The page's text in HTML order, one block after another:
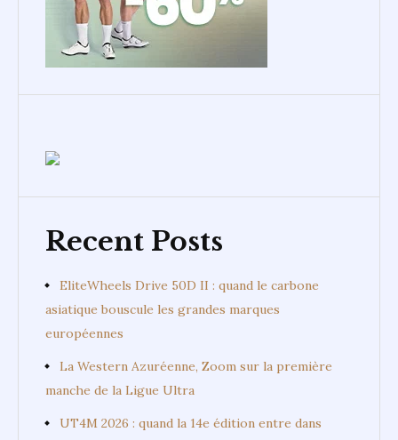
Recent Posts
EliteWheels Drive 50D II : quand le carbone
asiatique bouscule les grandes marques
européennes
La Western Azuréenne, Zoom sur la première
manche de la Ligue Ultra
UT4M 2026 : quand la 14e édition entre dans